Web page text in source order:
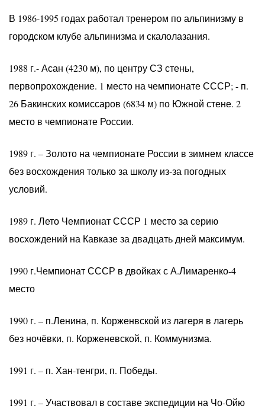
В 1986-1995 годах работал тренером по альпинизму в
городском клубе альпинизма и скалолазания.
1988 г.- Асан (4230 м), по центру СЗ стены,
первопрохождение. 1 место на чемпионате СССР; - п.
26 Бакинских комиссаров (6834 м) по Южной стене. 2
место в чемпионате России.
1989 г. – Золото на чемпионате России в зимнем классе
без восхождения только за школу из-за погодных
условий.
1989 г. Лето Чемпионат СССР 1 место за серию
восхождений на Кавказе за двадцать дней максимум.
1990 г.Чемпионат СССР в двойках с А.Лимаренко-4
место
1990 г. – п.Ленина, п. Корженвской из лагеря в лагерь
без ночёвки, п. Корженевской, п. Коммунизма.
1991 г. – п. Хан-тенгри, п. Победы.
1991 г. – Участвовал в составе экспедиции на Чо-Ойю